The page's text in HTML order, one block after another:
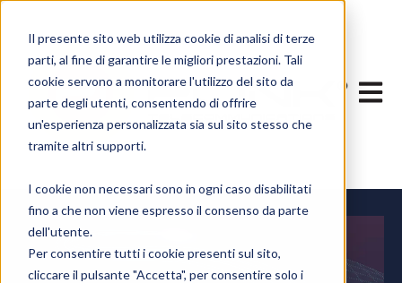
Il presente sito web utilizza cookie di analisi di terze
parti, al fine di garantire le migliori prestazioni. Tali
cookie servono a monitorare l'utilizzo del sito da
parte degli utenti, consentendo di offrire
un'esperienza personalizzata sia sul sito stesso che
tramite altri supporti.
I cookie non necessari sono in ogni caso disabilitati
fino a che non viene espresso il consenso da parte
dell'utente.
Per consentire tutti i cookie presenti sul sito,
cliccare il pulsante "Accetta", per consentire solo i
Apri